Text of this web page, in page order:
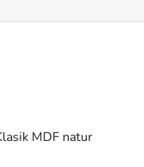
MDF natur